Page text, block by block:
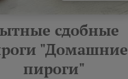
сдобные
"Домашние
пироги"